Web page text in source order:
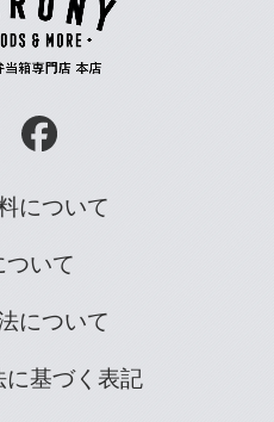
について
ついて
について
基づく表記